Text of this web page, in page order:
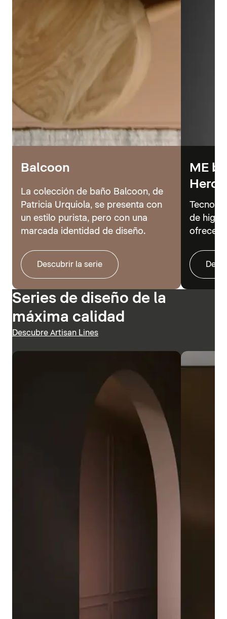
Balcoon
La colección de baño Balcoon, de
Patricia Urquiola, se presenta con
un estilo purista, pero con una
marcada identidad de diseño.
Descubrir la serie
ME
Hero
de
ofrecer
Series de diseño de la
máxima calidad
Descubre Artisan Lines